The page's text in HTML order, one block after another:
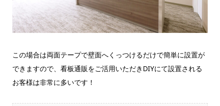
この場合は両面テープで壁面へくっつけるだけで簡単に設置が
できますので、看板通販をご活用いただきDIYにて設置される
お客様は非常に多いです！